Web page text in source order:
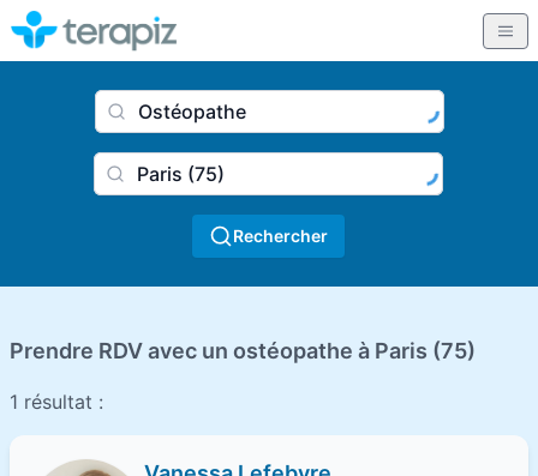
Rechercher
Prendre RDV avec un ostéopathe à Paris (75)
1 résultat :